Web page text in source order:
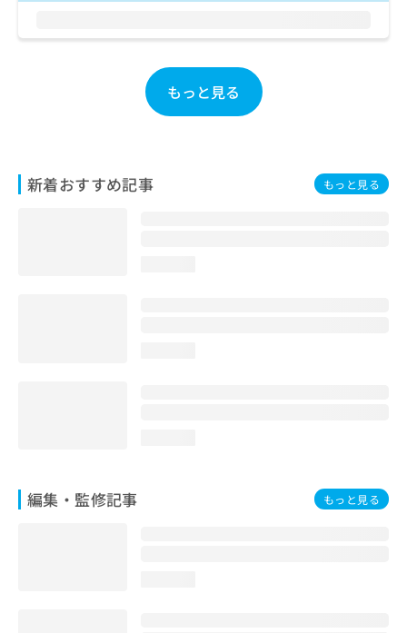
もっと見る
新着おすすめ記事 もっと見る
編集・監修記事 もっと見る
ら